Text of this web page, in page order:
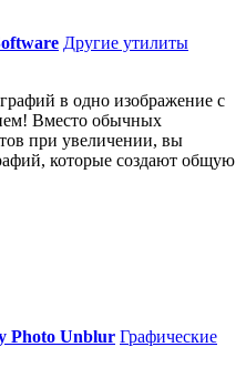
Другие утилиты
в одно изображение с
Вместо обычных
при увеличении, вы
которые создают общую
Photo Unblur Графические